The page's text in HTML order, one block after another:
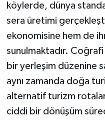
köylerde, dünya
sera üretimi
ekonomisine hem de
sunulmaktadır.
bir yerleşim düzenine
aynı zamanda doğa
alternatif turizm
ciddi bir dönüşüm